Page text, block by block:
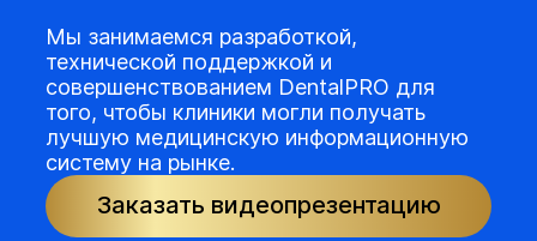
Мы занимаемся разработкой,
технической поддержкой и
совершенствованием DentalPRO для
того, чтобы клиники могли получать
лучшую медицинскую информационную
систему на рынке.
Заказать видеопрезентацию